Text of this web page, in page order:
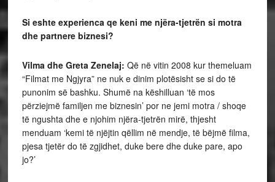
Si eshte experienca qe keni me njëra-tjetrën si motra
dhe partnere biznesi?
Vilma dhe Greta Zenelaj: Që në vitin 2008 kur themeluam
“Filmat me Ngjyra” ne nuk e dinim plotësisht se si do të
punonim së bashku. Shumë na këshilluan ‘të mos
përziejmë familjen me biznesin’ por ne jemi motra / shoqe
të ngushta dhe e njohim njëra-tjetrën mirë, thjesht
menduam ‘kemi të njëjtin qëllim në mendje, të bëjmë filma,
pjesa tjetër do të zgjidhet, duke bere dhe duke pare, apo
jo?’